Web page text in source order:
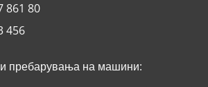
861 80
456
пребарувања на машини: